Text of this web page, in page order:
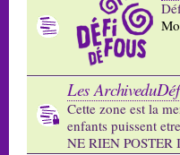
Les
Cette zone est la
enfants puissent
NE RIEN